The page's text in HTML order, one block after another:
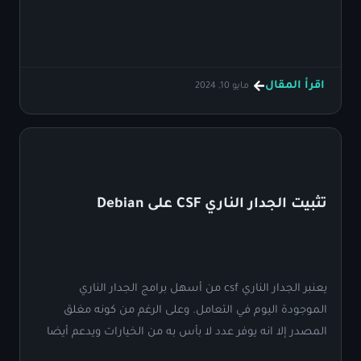
اقرأ المقال مايو 10, 2024
تثبيت الجدار الناري CSF على Debian
يعنبر الجدار الناري csf من أسهل برامج الجدار الناري
الموجودة اليوم في التعامل. وعلى الرغم من كونه مغلق
المصدر إلا انه يوفر عدد لا بأس به من الخيارات ويدعم أيضا